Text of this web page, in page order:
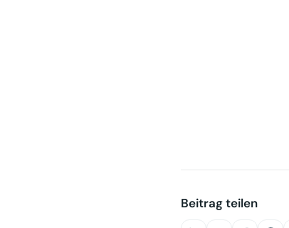
Beitrag teilen